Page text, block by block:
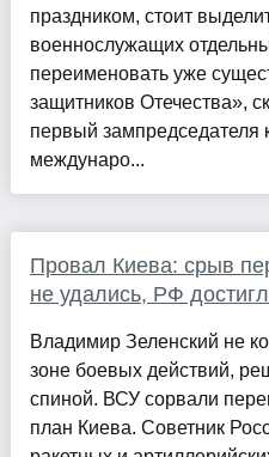
праздником, стоит
военнослужащих
переименовать уже
защитников Отечества»,
первый зампредседателя
междунаро...
Провал Киева: срыв
не удались, РФ
Владимир Зеленский не
зоне боевых действий,
спиной. ВСУ сорвали
план Киева. Советник